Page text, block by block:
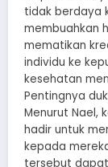
tidak berdaya
membuahkan
mematikan
individu ke
kesehatan
Pentingnya
Menurut Nael,
hadir untuk
kepada
tersebut